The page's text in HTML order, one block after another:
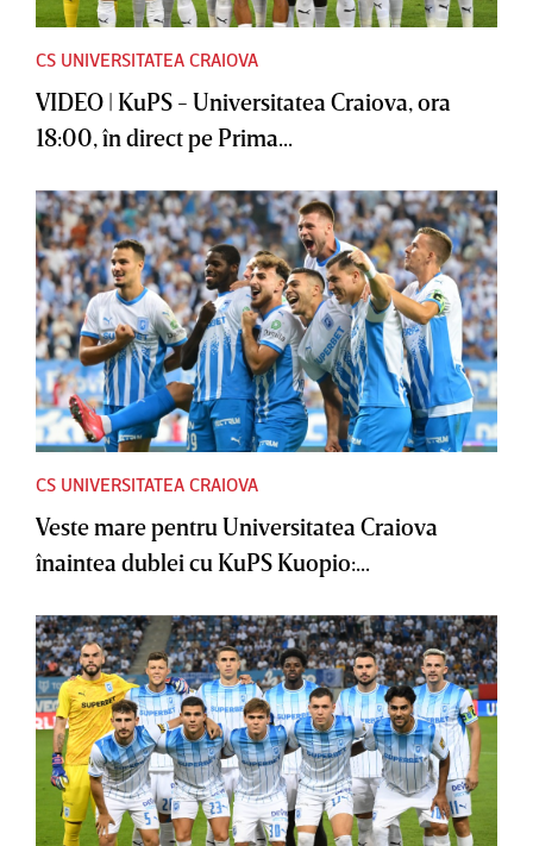
CS UNIVERSITATEA CRAIOVA
VIDEO | KuPS - Universitatea Craiova, ora
18:00, în direct pe Prima...
CS UNIVERSITATEA CRAIOVA
Veste mare pentru Universitatea Craiova
înaintea dublei cu KuPS Kuopio:...